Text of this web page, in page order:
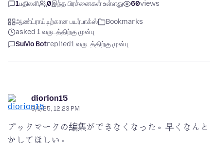
1பதிலளி 0இந்த பிரச்னைகள் உள்ளது 60views
ஆண்ட்ராய்டிற்கான பயர்பாக்ஸ்
Bookmarks
asked 1 வருடத்திற்கு முன்பு
SuMo Botreplied1 வருடத்திற்கு முன்பு
diorion15
3/1/25, 12:23 PM
ブックマークの編集ができなくなった。早くなんと